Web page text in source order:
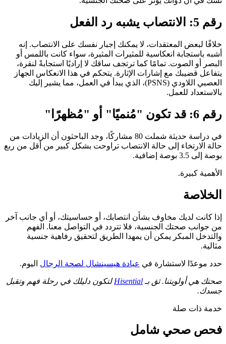
رقم 5: الانتصاب يشبه رد الفعل
خلافًا لبعض المعتقدات، لا يمكنك إجبار نفسك على الانتصاب. إنه
أشبه باستجابة انعكاسية للمثيرات المثيرة، سواء كانت باللمس أو
البصر أو الصوت. تمامًا كما ترتجف ساقك لا إراديًا استجابةً لنقرة،
يتفاعل قضيبك مع إشارات الإثارة. يتحكم في هذا الانعكاس الجهاز
العصبي اللاودي (PSNS)، الذي يبدأ في العمل، مما يشير إليك
بالاستعداد للعمل.
رقم 6: قد تكون "مُنميًا" أو "مُظهرًا"
في دراسة حديثة شملت 80 مشاركًا، وجد الباحثون أن الزيادات من
حالة الارتخاء إلى حالة الانتصاب تراوحت بشكل كبير من أقل من ربع
بوصة إلى 3.5 بوصة إضافية.
الأهمية كبيرة.
الخلاصة
إذا كانت لديك مخاوف بشأن انتصابك، أو حساسيتك، أو أي جانب آخر
من جوانب صحتك الجنسية، فلا تتردد في التواصل معنا. الفهم
والتدخل المبكر يمكن أن يمهدا الطريق لتحقيق رفاهية جنسية
مثالية.
حدد موعدًا لاستشارة في عيادة هيسينشال لصحة الرجال اليوم.
صحتك هي أولويتنا. ثق بـ Hisentialلتكون دليلك في رحلة فهم وتقبل
جسدك.
خدمة ذات صلة
فحص صحي شامل